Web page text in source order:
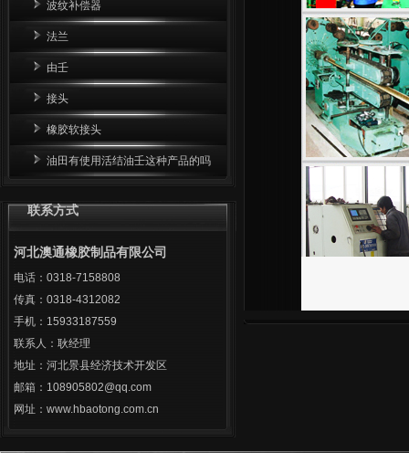
波纹补偿器
法兰
由壬
接头
橡胶软接头
油田有使用活结油壬这种产品的吗
联系方式
河北澳通橡胶制品有限公司
电话：0318-7158808
传真：0318-4312082
手机：15933187559
联系人：耿经理
地址：河北景县经济技术开发区
邮箱：108905802@qq.com
网址：www.hbaotong.com.cn